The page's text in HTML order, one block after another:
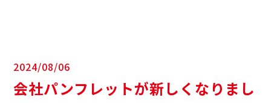
2024/08/06
会社パンフレットが新しくなりまし